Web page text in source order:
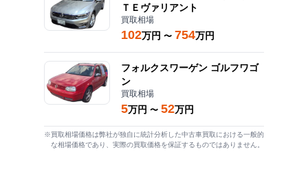
ＴＥヴァリアント
買取相場
102万円 〜 754万円
フォルクスワーゲン ゴルフワゴ
ン
買取相場
5万円 〜 52万円
※買取相場価格は弊社が独自に統計分析した中古車買取における一般的
な相場価格であり、実際の買取価格を保証するものではありません。